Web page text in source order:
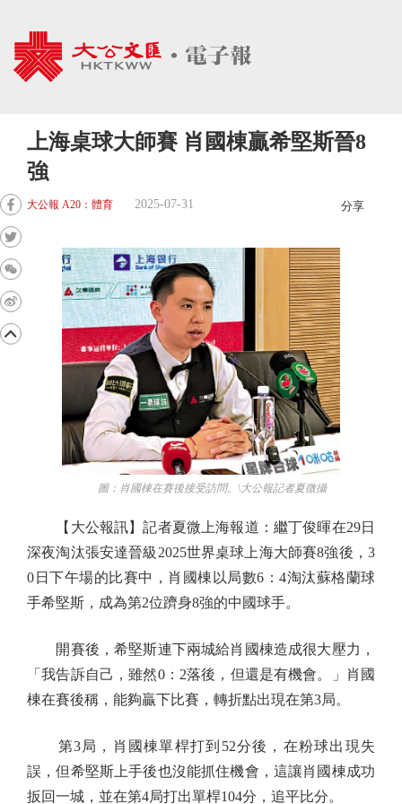
上海桌球大師賽 肖國棟贏希堅斯晉8
強
大公報 A20：體育 2025-07-31 分享
圖：肖國棟在賽後接受訪問。\大公報記者夏微攝
【大公報訊】記者夏微上海報道：繼丁俊暉在29日
深夜淘汰張安達晉級2025世界桌球上海大師賽8強後，3
0日下午場的比賽中，肖國棟以局數6：4淘汰蘇格蘭球
手希堅斯，成為第2位躋身8強的中國球手。
開賽後，希堅斯連下兩城給肖國棟造成很大壓力，
「我告訴自己，雖然0：2落後，但還是有機會。」肖國
棟在賽後稱，能夠贏下比賽，轉折點出現在第3局。
第3局，肖國棟單桿打到52分後，在粉球出現失
誤，但希堅斯上手後也沒能抓住機會，這讓肖國棟成功
扳回一城，並在第4局打出單桿104分，追平比分。